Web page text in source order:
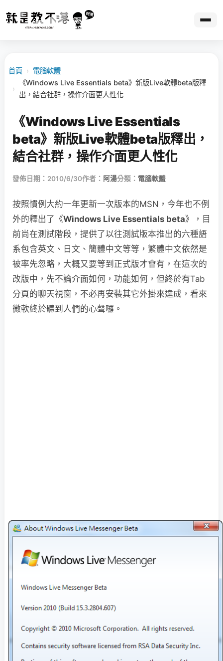
首頁 › 電腦軟體
›
《Windows Live Essentials beta》新版Live軟體beta版釋
出，結合社群，操作介面更人性化
《Windows Live Essentials
beta》新版Live軟體beta版釋出，
結合社群，操作介面更人性化
發佈日期：2010/6/30作者： 阿湯分類： 電腦軟體
按照慣例大約一年更新一次版本的MSN，今年也不例
外的釋出了《Windows Live Essentials beta》，目
前尚在測試階段，提供了以往測試版本推出的六種語
系包含英文、日文、簡體中文等等，繁體中文依然是
被率先忽略，大概又要等到正式版才會有，在這次的
改版中，先不論介面如何，功能如何，但終於有Tab
分頁的聊天視窗，不必再安裝其它外掛來達成，看來
微軟終於聽到人們的心聲囉。